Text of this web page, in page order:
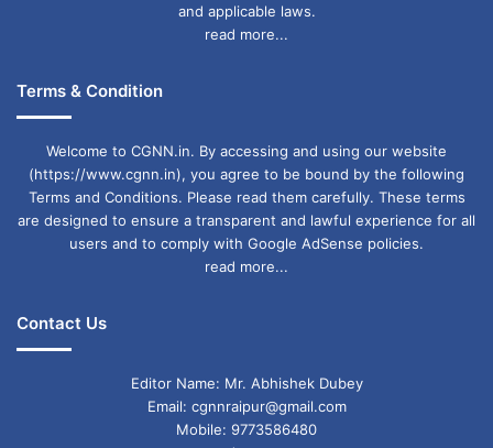
and applicable laws.
read more...
Terms & Condition
Welcome to CGNN.in. By accessing and using our website
(https://www.cgnn.in), you agree to be bound by the following
Terms and Conditions. Please read them carefully. These terms
are designed to ensure a transparent and lawful experience for all
users and to comply with Google AdSense policies.
read more...
Contact Us
Editor Name: Mr. Abhishek Dubey
Email: cgnnraipur@gmail.com
Mobile: 9773586480